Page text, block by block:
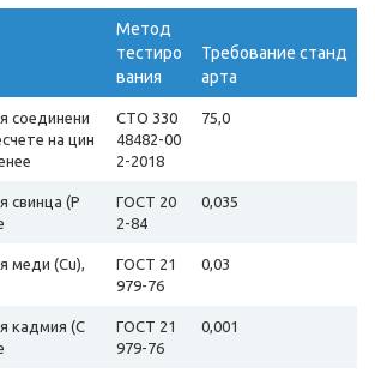
Метод
тестиро
вания
Требование станд
арта
соединени
на цин
СТО 330
48482-00
2-2018
75,0
свинца (P
ГОСТ 20
2-84
0,035
меди (Cu),
ГОСТ 21
979-76
0,03
кадмия (C
ГОСТ 21
979-76
0,001